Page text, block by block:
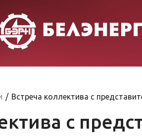
/ Встреча коллектива с
с